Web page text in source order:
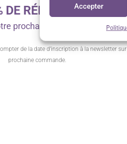
Accepter
DE RÉDUCTION*
prochaine commande
de la date d’inscription à la newsletter
prochaine commande.